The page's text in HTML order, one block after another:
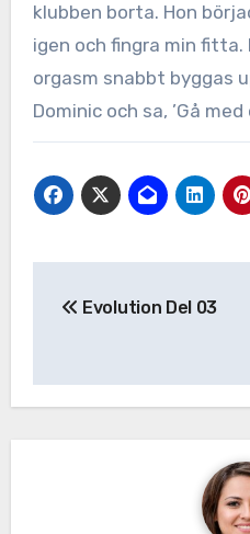
klubben borta. Hon
igen och fingra min fitta.
orgasm snabbt byggas
Dominic och sa, ’Gå med
Evolution Del 03